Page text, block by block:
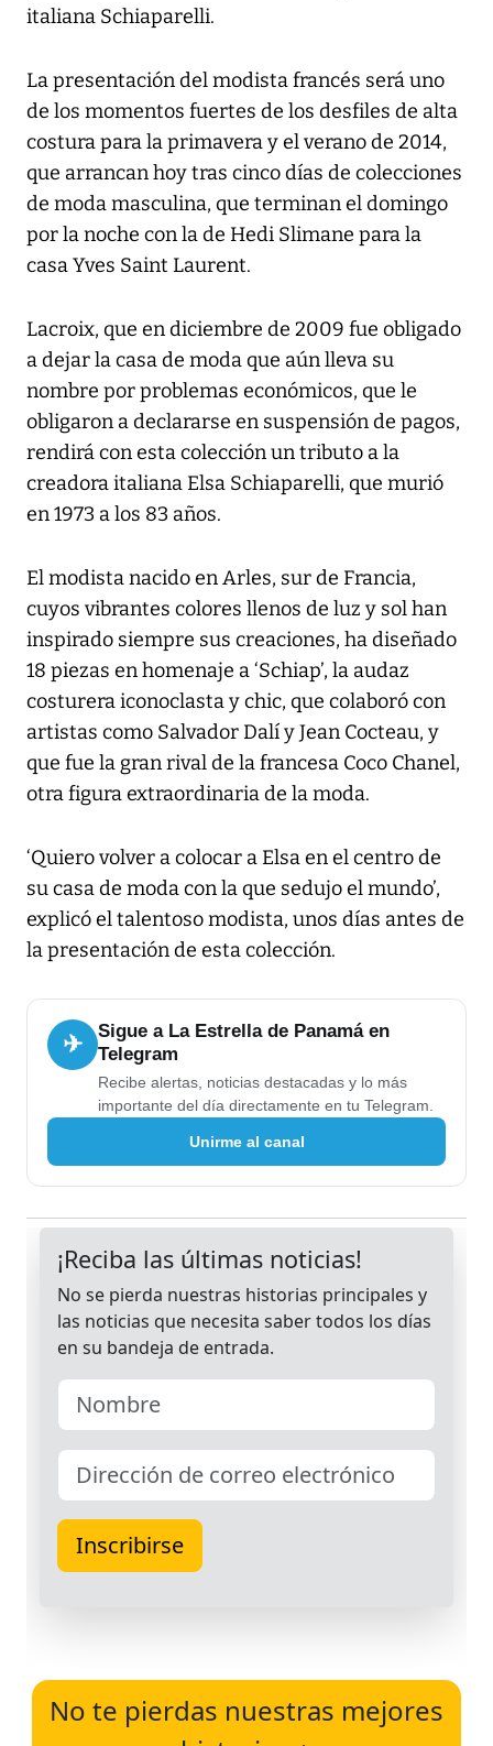
italiana Schiaparelli.
La presentación del modista francés será uno
de los momentos fuertes de los desfiles de alta
costura para la primavera y el verano de 2014,
que arrancan hoy tras cinco días de colecciones
de moda masculina, que terminan el domingo
por la noche con la de Hedi Slimane para la
casa Yves Saint Laurent.
Lacroix, que en diciembre de 2009 fue obligado
a dejar la casa de moda que aún lleva su
nombre por problemas económicos, que le
obligaron a declararse en suspensión de pagos,
rendirá con esta colección un tributo a la
creadora italiana Elsa Schiaparelli, que murió
en 1973 a los 83 años.
El modista nacido en Arles, sur de Francia,
cuyos vibrantes colores llenos de luz y sol han
inspirado siempre sus creaciones, ha diseñado
18 piezas en homenaje a ‘Schiap’, la audaz
costurera iconoclasta y chic, que colaboró con
artistas como Salvador Dalí y Jean Cocteau, y
que fue la gran rival de la francesa Coco Chanel,
otra figura extraordinaria de la moda.
‘Quiero volver a colocar a Elsa en el centro de
su casa de moda con la que sedujo el mundo’,
explicó el talentoso modista, unos días antes de
la presentación de esta colección.
✈
Sigue a La Estrella de Panamá en
Telegram
Recibe alertas, noticias destacadas y lo más
importante del día directamente en tu Telegram.
Unirme al canal
No te pierdas nuestras mejores